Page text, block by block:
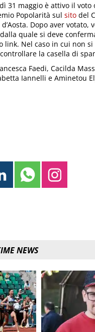
31 maggio è attivo il voto
Popolarità sulsito del
Dopo aver votato,
quale si deve
link. Nel caso in cui non
la casella di
Faedi, Cacilda
Iannelli e Aminetou
NEWS